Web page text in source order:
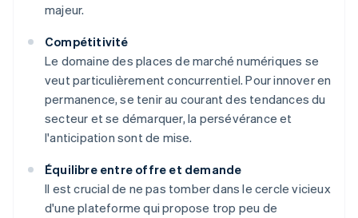
majeur.
Compétitivité
Le domaine des places de marché numériques se
veut particulièrement concurrentiel. Pour innover en
permanence, se tenir au courant des tendances du
secteur et se démarquer, la persévérance et
l'anticipation sont de mise.
Équilibre entre offre et demande
Il est crucial de ne pas tomber dans le cercle vicieux
d'une plateforme qui propose trop peu de